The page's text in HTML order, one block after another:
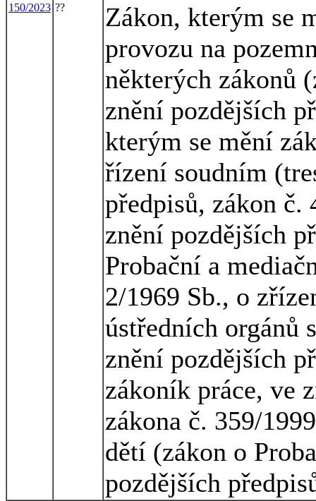
150/2023 ??
Zákon, kterým se
provozu na
některých zákonů
znění pozdějších
kterým se mění
řízení soudním
předpisů, zákon č.
znění pozdějších
Probační a
2/1969 Sb., o
ústředních orgánů
znění pozdějších
zákoník práce, ve
zákona č. 359/
dětí (zákon o
pozdějších